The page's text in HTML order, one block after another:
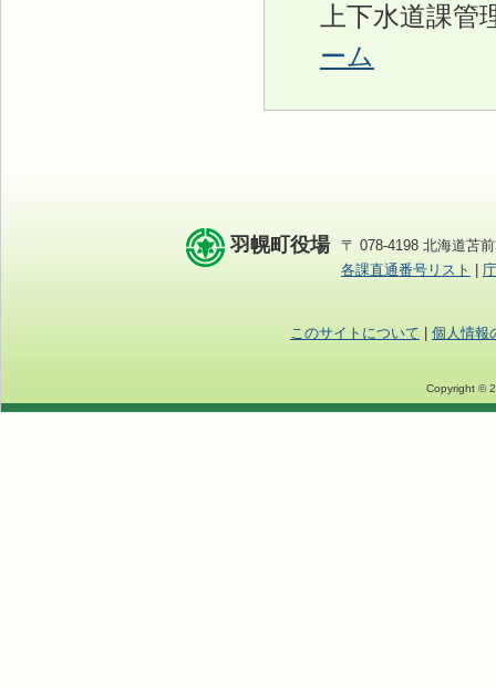
上下水道課管
ーム
羽幌町役場
〒 078-4198 北海道苫
各課直通番号リスト
このサイトについて 個人情報
Copyright ©